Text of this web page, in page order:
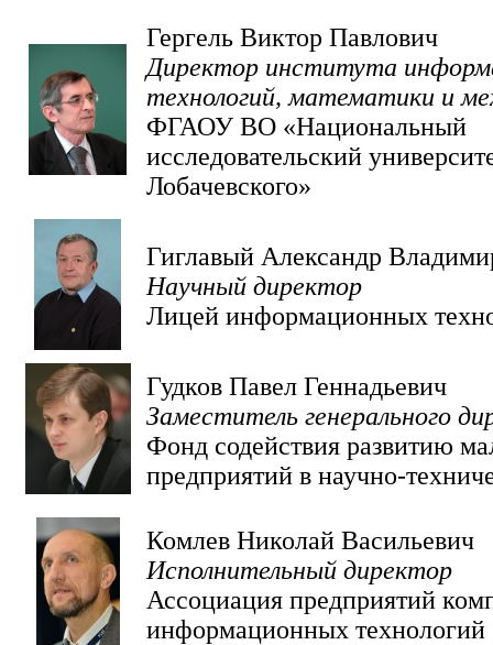
Гергель Виктор Павлович
Директор института
технологий, математики и
ФГАОУ ВО «Национальный
исследовательский
Лобачевского»
Гиглавый Александр
Научный директор
Лицей информационных
Гудков Павел Геннадьевич
Заместитель генерального
Фонд содействия развитию
предприятий в научно-
Комлев Николай Васильевич
Исполнительный директор
Ассоциация предприятий
информационных технологий